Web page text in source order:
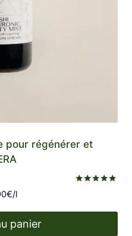
pour régénérer et
l
panier